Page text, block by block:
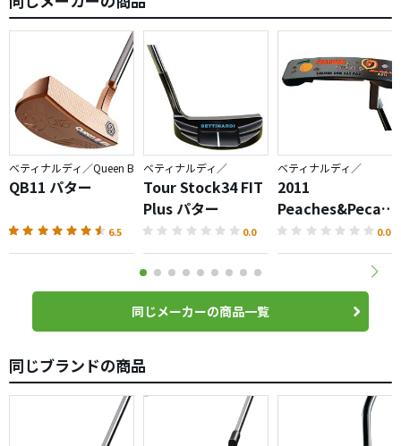
ベティナルディ／Queen B
QB11 パター
6.5
ベティナルディ／
Tour Stock34 FIT
Plus パター
0.0
ベティナルディ／
2011
Peaches&Pecans
パター
0.0
同じメーカーの商品一覧
同じブランドの商品